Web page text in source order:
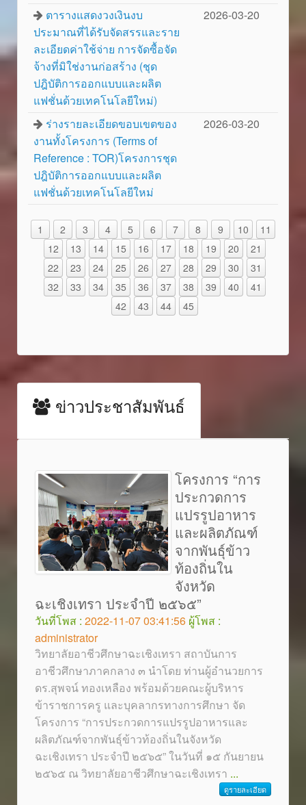
ตารางแสดงวงเงินงบ
ประมาณที่ได้รับจัดสรรและราย
ละเอียดค่าใช้จ่าย การจัดซื้อจัด
จ้างที่มิใช่งานก่อสร้าง (ชุด
ปฎิบัติการออกแบบและผลิต
แฟชั่นด้วยเทคโนโลยีใหม่)
2026-03-20
ร่างรายละเอียดขอบเขตของ
งานทั้งโครงการ (Terms of
Reference : TOR)โครงการชุด
ปฎิบัติการออกแบบและผลิต
แฟชั่นด้วยเทคโนโลยีใหม่
2026-03-20
1 2 3 4 5 6 7 8 9 10
11
12
13 14 15 16 17 18 19 20
21
22
23 24 25 26 27 28 29 30
31
32
33 34 35 36 37 38 39 40
41
42
43 44 45
ข่าวประชาสัมพันธ์
โครงการ “การ
ประกวดการ
แปรรูปอาหาร
และผลิตภัณฑ์
จากพันธุ์ข้าว
ท้องถิ่นใน
จังหวัด
ฉะเชิงเทรา ประจำปี ๒๕๖๕”
วันที่โพส : 2022-11-07 03:41:56 ผู้โพส :
administrator
วิทยาลัยอาชีวศึกษาฉะเชิงเทรา สถาบันการ
อาชีวศึกษาภาคกลาง ๓ นำโดย ท่านผู้อำนวยการ
ดร.สุพจน์ ทองเหลือง พร้อมด้วยคณะผู้บริหาร
ข้าราชการครู และบุคลากรทางการศึกษา จัด
โครงการ “การประกวดการแปรรูปอาหารและ
ผลิตภัณฑ์จากพันธุ์ข้าวท้องถิ่นในจังหวัด
ฉะเชิงเทรา ประจำปี ๒๕๖๕” ในวันที่ ๑๕ กันยายน
๒๕๖๕ ณ วิทยาลัยอาชีวศึกษาฉะเชิงเทรา ...
ดูรายละเอียด